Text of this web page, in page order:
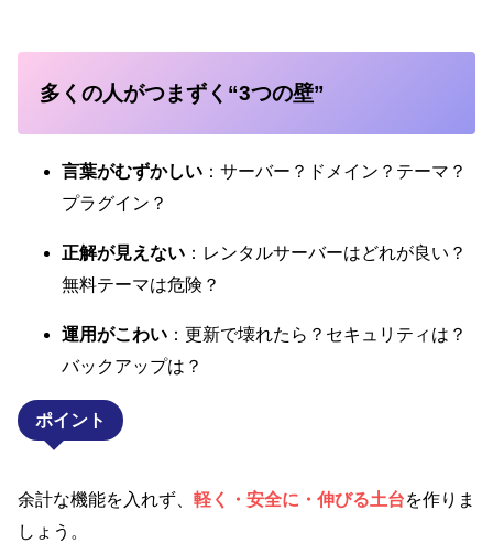
多くの人がつまずく“3つの壁”
言葉がむずかしい ：サーバー？ドメイン？テーマ？
プラグイン？
正解が見えない ：レンタルサーバーはどれが良い？
無料テーマは危険？
運用がこわい ：更新で壊れたら？セキュリティは？
バックアップは？
ポイント
余計な機能を入れず、 軽く・安全に・伸びる土台を作りま
しょう。